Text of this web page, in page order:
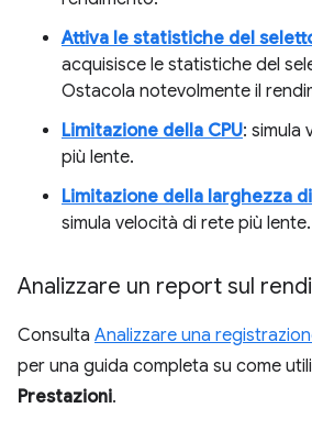
Attiva le statistiche del
acquisisce le statistiche del
Ostacola notevolmente il
Limitazione della CPU: simula
più lente.
Limitazione della larghezza
simula velocità di rete più lente.
Analizzare un report sul
Consulta Analizzare una
per una guida completa su come
Prestazioni.